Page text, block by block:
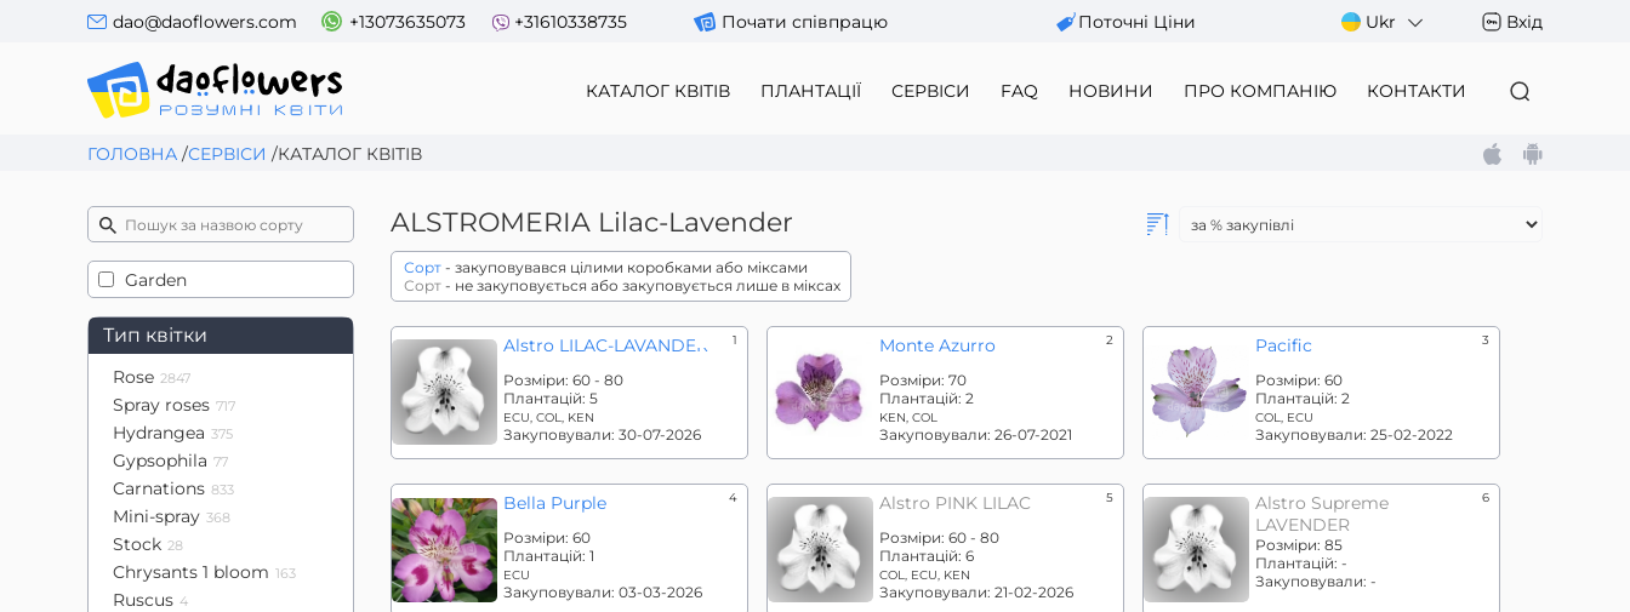
dao@daoflowers.com +13073635073 +31610338735 Почати співпрацю Поточні Ціни Ukr Вхід
КАТАЛОГ КВІТІВ ПЛАНТАЦІЇ СЕРВІСИ FAQ НОВИНИ ПРО КОМПАНІЮ КОНТАКТИ
ГОЛОВНА /СЕРВІСИ /КАТАЛОГ КВІТІВ
Garden
Тип квітки
Rose 2847
Spray roses 717
Hydrangea 375
Gypsophila 77
Carnations 833
Mini-spray 368
Stock 28
Chrysants 1 bloom 163
Ruscus 4
ALSTROMERIA Lilac-Lavender
Сорт - закуповувався цілими коробками або міксами
Сорт - не закуповується або закуповується лише в міксах
Alstro LILAC-LAVANDER 1
Розміри: 60 - 80
Плантацій: 5
ECU, COL, KEN
Закуповували: 30-07-2026
Monte Azurro 2
Розміри: 70
Плантацій: 2
KEN, COL
Закуповували: 26-07-2021
Pacific 3
Розміри: 60
Плантацій: 2
COL, ECU
Закуповували: 25-02-2022
Bella Purple 4
Розміри: 60
Плантацій: 1
ECU
Закуповували: 03-03-2026
Alstro PINK LILAC 5
Розміри: 60 - 80
Плантацій: 6
COL, ECU, KEN
Закуповували: 21-02-2026
Alstro Supreme
LAVENDER
6
Розміри: 85
Плантацій: -
Закуповували: -